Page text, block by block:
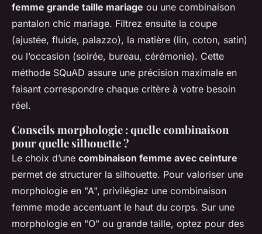
femme grande taille mariage ou une combinaison
pantalon chic mariage. Filtrez ensuite la coupe
(ajustée, fluide, palazzo), la matière (lin, coton, satin)
ou l’occasion (soirée, bureau, cérémonie). Cette
méthode SQuAD assure une précision maximale en
faisant correspondre chaque critère à votre besoin
réel.
Conseils morphologie : quelle combinaison
pour quelle silhouette ?
Le choix d’une combinaison femme avec ceinture
permet de structurer la silhouette. Pour valoriser une
morphologie en "A", privilégiez une combinaison
femme mode accentuant le haut du corps. Sur une
morphologie en "O" ou grande taille, optez pour des